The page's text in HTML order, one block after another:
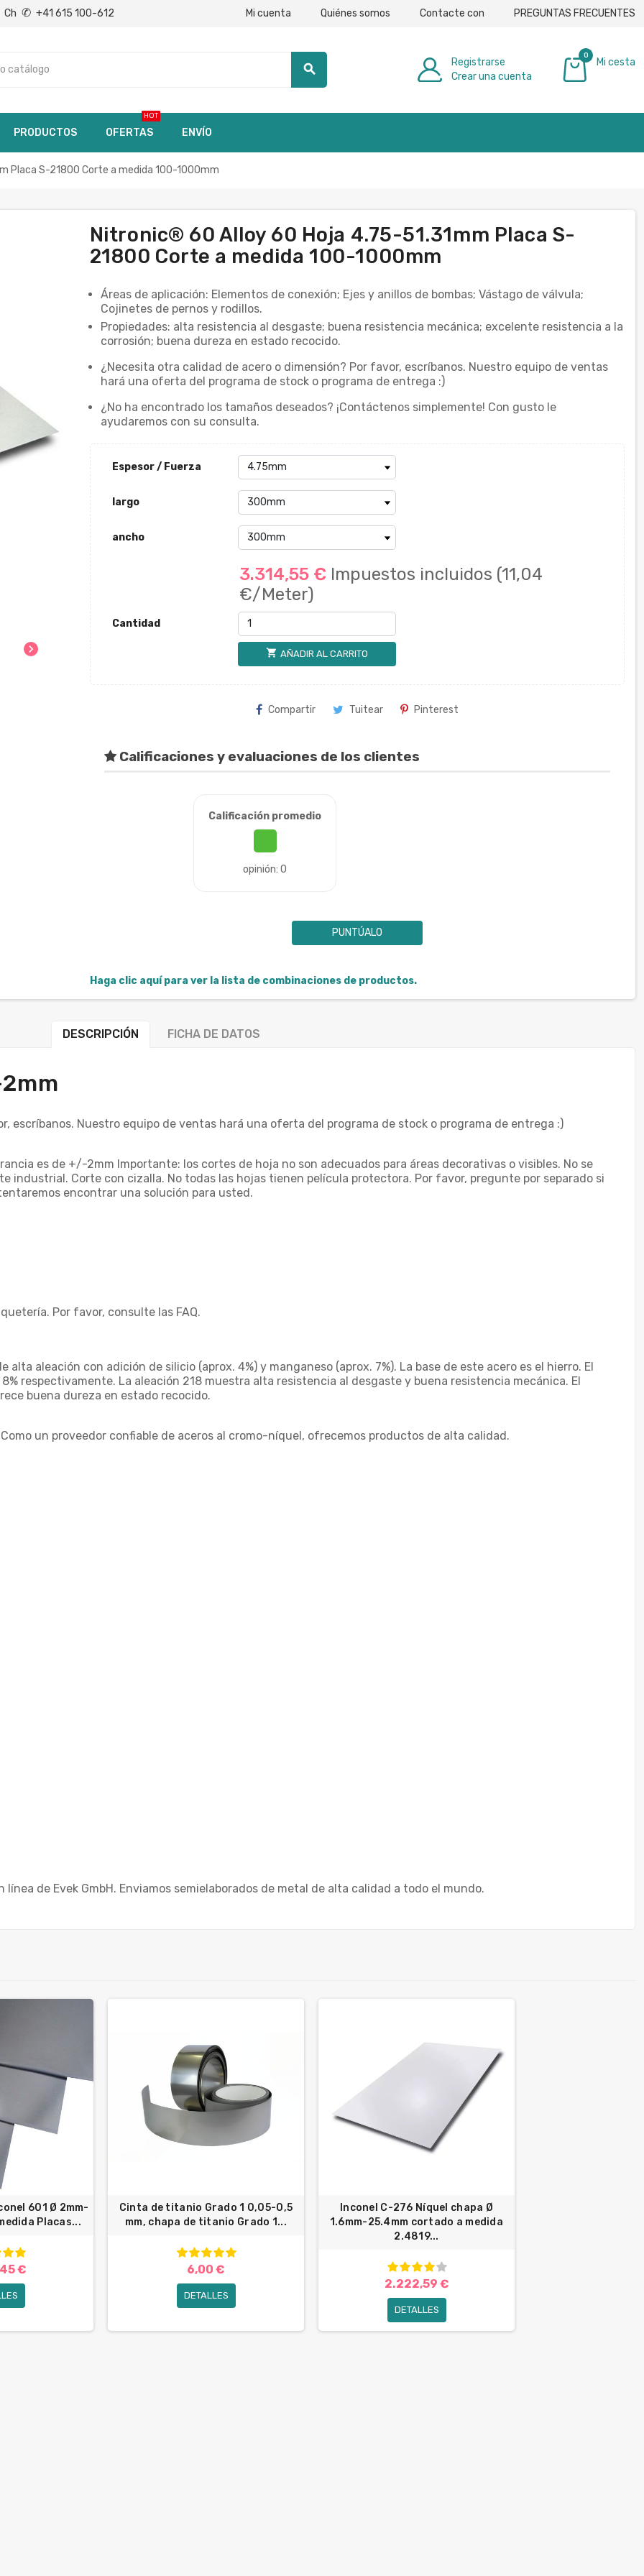
Ch ✆ +41 615 100-612 Mi cuenta Quiénes somos Contacte con PREGUNTAS FRECUENTES
search
Registrarse
Crear una cuenta
0
Mi cesta
PRODUCTOS OFERTAS
HOT
ENVÍO
Placa S-21800 Corte a medida 100-1000mm
chevron_right
Nitronic® 60 Alloy 60 Hoja 4.75-51.31mm Placa S-
21800 Corte a medida 100-1000mm
Áreas de aplicación: Elementos de conexión; Ejes y anillos de bombas; Vástago de válvula;
Cojinetes de pernos y rodillos.
Propiedades: alta resistencia al desgaste; buena resistencia mecánica; excelente resistencia a la
corrosión; buena dureza en estado recocido.
¿Necesita otra calidad de acero o dimensión? Por favor, escríbanos. Nuestro equipo de ventas
hará una oferta del programa de stock o programa de entrega :)
¿No ha encontrado los tamaños deseados? ¡Contáctenos simplemente! Con gusto le
ayudaremos con su consulta.
Espesor / Fuerza
largo
ancho
3.314,55 € Impuestos incluidos (11,04
€/Meter)
Cantidad
shopping_cart AÑADIR AL CARRITO
Compartir Tuitear Pinterest
Calificaciones y evaluaciones de los clientes
Calificación promedio
opinión: 0
PUNTÚALO
Haga clic aquí para ver la lista de combinaciones de productos.
DESCRIPCIÓN FICHA DE DATOS
escríbanos. Nuestro equipo de ventas hará una oferta del programa de stock o programa de entrega :)
es de +/-2mm Importante: los cortes de hoja no son adecuados para áreas decorativas o visibles. No se
industrial. Corte con cizalla. No todas las hojas tienen película protectora. Por favor, pregunte por separado si
encontrar una solución para usted.
Por favor, consulte las FAQ.
aleación con adición de silicio (aprox. 4%) y manganeso (aprox. 7%). La base de este acero es el hierro. El
respectivamente. La aleación 218 muestra alta resistencia al desgaste y buena resistencia mecánica. El
buena dureza en estado recocido.
un proveedor confiable de aceros al cromo-níquel, ofrecemos productos de alta calidad.
de Evek GmbH. Enviamos semielaborados de metal de alta calidad a todo el mundo.
601 Ø 2mm-
Placas...
€
Cinta de titanio Grado 1 0,05-0,5
mm, chapa de titanio Grado 1...
6,00 €
DETALLES
Inconel C-276 Níquel chapa Ø
1.6mm-25.4mm cortado a medida
2.4819...
2.222,59 €
DETALLES